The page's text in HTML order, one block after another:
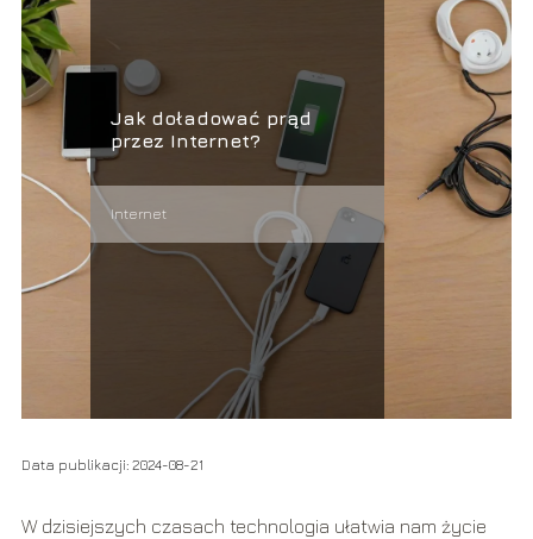
Jak doładować prąd
przez Internet?
Internet
Data publikacji: 2024-08-21
W dzisiejszych czasach technologia ułatwia nam życie